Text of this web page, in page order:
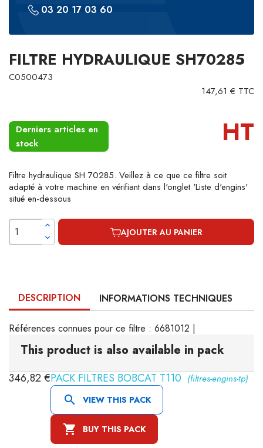
03 20 17 03 60
FILTRE HYDRAULIQUE SH70285
C0500473
147,61 € TTC
Derniers articles en
stock
HT
Filtre hydraulique SH 70285. Veillez à ce que ce filtre soit
adapté à votre machine en vérifiant dans l'onglet 'Liste d'engins'
situé en-dessous
AJOUTER AU PANIER
DESCRIPTION INFORMATIONS TECHNIQUES
Références connues pour ce filtre : 6681012 |
This product is also available in pack
PACK FILTRES BOBCAT T110 (filtres-engins-tp)
 VIEW THIS PACK
 BUY THIS PACK
346,82 €